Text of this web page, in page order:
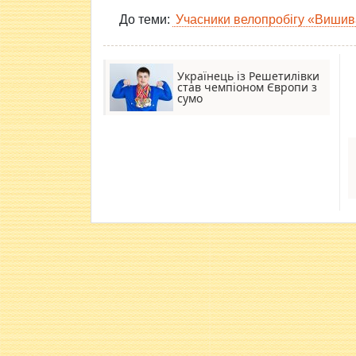
До теми: Учасники велопробігу
Українець із Решетилівки
став чемпіоном Європи з
сумо